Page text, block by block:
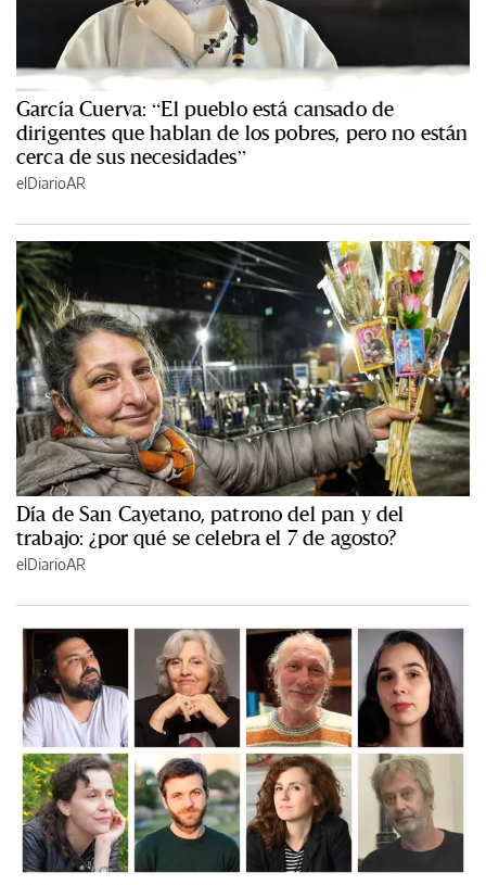
García Cuerva: “El pueblo está cansado de
dirigentes que hablan de los pobres, pero no están
cerca de sus necesidades”
elDiarioAR
Día de San Cayetano, patrono del pan y del
trabajo: ¿por qué se celebra el 7 de agosto?
elDiarioAR